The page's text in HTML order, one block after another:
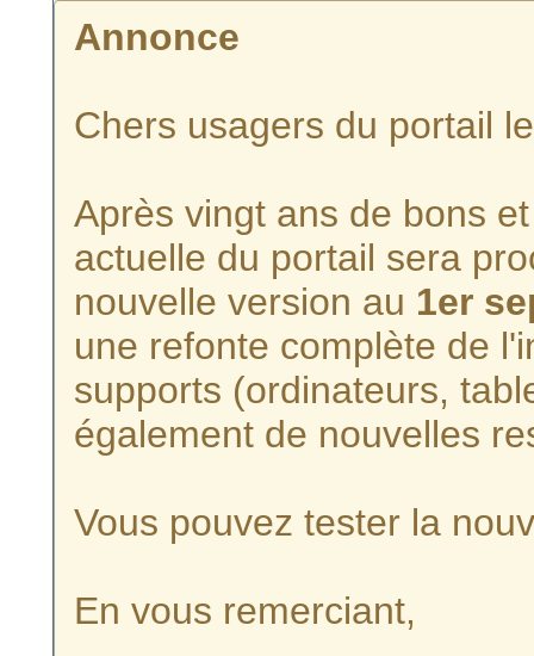
Annonce
Chers usagers du portail
Après vingt ans de bons
actuelle du portail sera
nouvelle version au 1er
une refonte complète de
supports (ordinateurs,
également de nouvelles
Vous pouvez tester la
En vous remerciant,